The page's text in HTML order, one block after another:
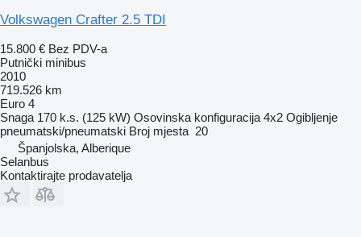
Volkswagen Crafter 2.5 TDI
15.800 € Bez PDV-a
Putnički minibus
2010
719.526 km
Euro 4
Snaga 170 k.s. (125 kW) Osovinska konfiguracija 4x2 Ogibljenje
pneumatski/pneumatski Broj mjesta 20
Španjolska, Alberique
Selanbus
Kontaktirajte prodavatelja